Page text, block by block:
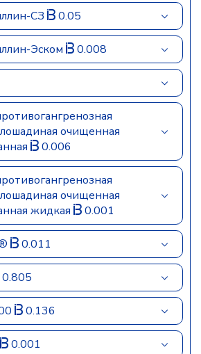
СЗ 0.05
Эском 0.008
очищенная
0.006
очищенная
жидкая
0.001
0.011
0.805
0.136
0.001